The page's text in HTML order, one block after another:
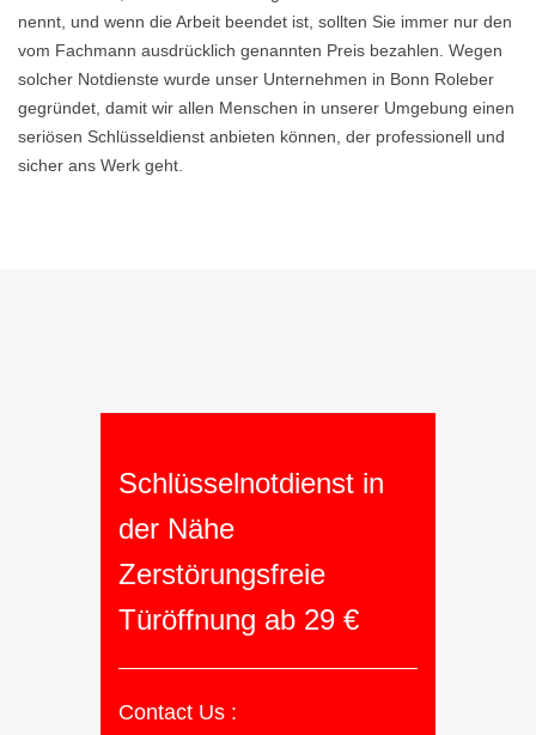
nennt, und wenn die Arbeit beendet ist, sollten Sie immer nur den
vom Fachmann ausdrücklich genannten Preis bezahlen. Wegen
solcher Notdienste wurde unser Unternehmen in Bonn Roleber
gegründet, damit wir allen Menschen in unserer Umgebung einen
seriösen Schlüsseldienst anbieten können, der professionell und
sicher ans Werk geht.
Schlüsselnotdienst in
der Nähe
Zerstörungsfreie
Türöffnung ab 29 €
Contact Us :